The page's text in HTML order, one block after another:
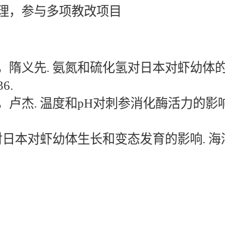
参与多项教改项目
隋义先. 氨氮和硫化氢对日本对虾幼体
杰. 温度和pH对刺参消化酶活力的影
本对虾幼体生长和变态发育的影响. 海